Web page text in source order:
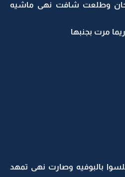
وطلعت شافت نهى ماشيه
مرت بجنبها
بالبوفيه وصارت نهى تمهد